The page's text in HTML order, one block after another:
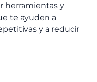
herramientas y
te ayuden a
y a reducir